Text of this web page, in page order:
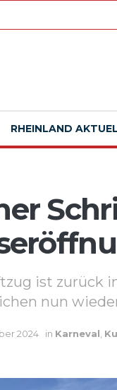
RHEINLAND
ist zurück
nun
2024 in Karneval